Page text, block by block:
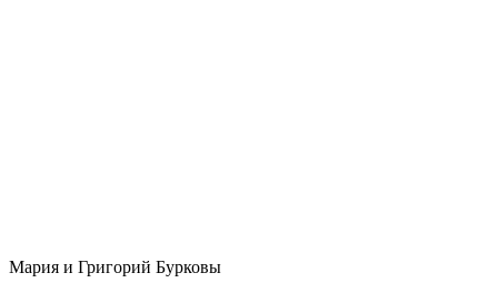
Мария и Григорий Бурковы